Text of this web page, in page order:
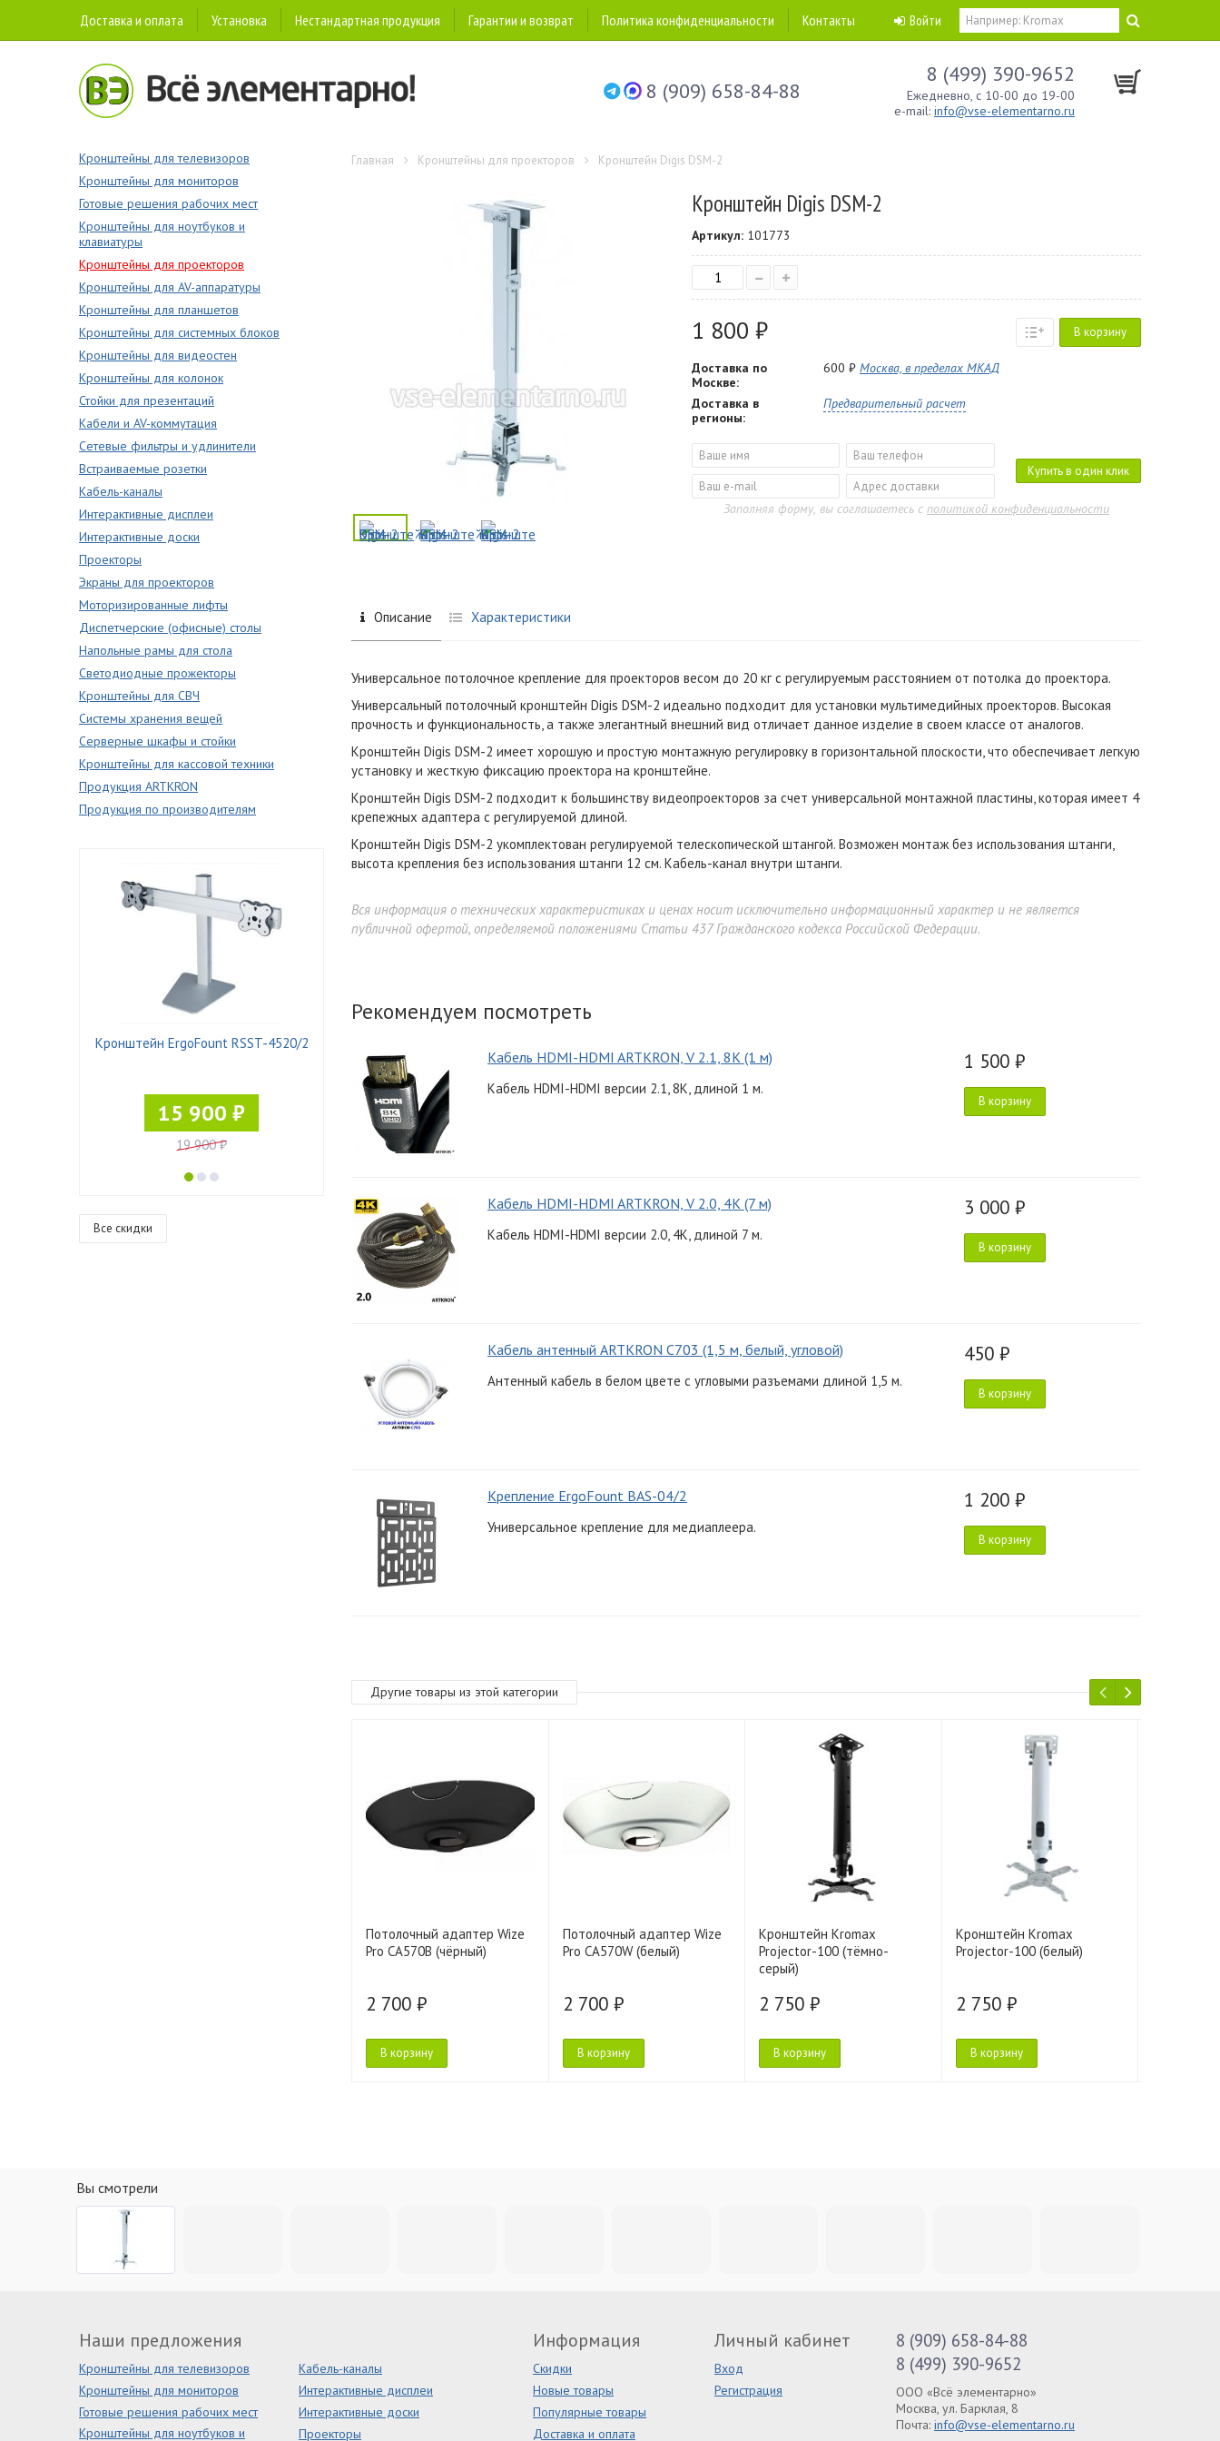
Доставка и оплата Установка Нестандартная продукция Гарантии и возврат Политика конфиденциальности Контакты Войти
8 (909) 658-84-88
8 (499) 390-9652
Ежедневно, с 10-00 до 19-00
e-mail: info@vse-elementarno.ru
Кронштейны для телевизоров
Кронштейны для мониторов
Готовые решения рабочих мест
Кронштейны для ноутбуков и
клавиатуры
Кронштейны для проекторов
Кронштейны для AV-аппаратуры
Кронштейны для планшетов
Кронштейны для системных блоков
Кронштейны для видеостен
Кронштейны для колонок
Стойки для презентаций
Кабели и AV-коммутация
Сетевые фильтры и удлинители
Встраиваемые розетки
Кабель-каналы
Интерактивные дисплеи
Интерактивные доски
Проекторы
Экраны для проекторов
Моторизированные лифты
Диспетчерские (офисные) столы
Напольные рамы для стола
Светодиодные прожекторы
Кронштейны для СВЧ
Системы хранения вещей
Серверные шкафы и стойки
Кронштейны для кассовой техники
Продукция ARTKRON
Продукция по производителям
Кронштейн ErgoFount RSST-4520/2
15 900 ₽
19 900 ₽
Все скидки
Главная Кронштейны для проекторов Кронштейн Digis DSM-2
Кронштейн Digis DSM-2
Артикул: 101773
– +
1 800 ₽ В корзину
Доставка по
Москве:
600 ₽ Москва, в пределах МКАД
Доставка в
регионы:
Предварительный расчет
Купить в один клик
Заполняя форму, вы соглашаетесь с политикой конфиденциальности
Описание Характеристики
Универсальное потолочное крепление для проекторов весом до 20 кг c регулируемым расстоянием от потолка до проектора.
Универсальный потолочный кронштейн Digis DSM-2 идеально подходит для установки мультимедийных проекторов. Высокая
прочность и функциональность, а также элегантный внешний вид отличает данное изделие в своем классе от аналогов.
Кронштейн Digis DSM-2 имеет хорошую и простую монтажную регулировку в горизонтальной плоскости, что обеспечивает легкую
установку и жесткую фиксацию проектора на кронштейне.
Кронштейн Digis DSM-2 подходит к большинству видеопроекторов за счет универсальной монтажной пластины, которая имеет 4
крепежных адаптера с регулируемой длиной.
Кронштейн Digis DSM-2 укомплектован регулируемой телескопической штангой. Возможен монтаж без использования штанги,
высота крепления без использования штанги 12 см. Кабель-канал внутри штанги.
Вся информация о технических характеристиках и ценах носит исключительно информационный характер и не является
публичной офертой, определяемой положениями Статьи 437 Гражданского кодекса Российской Федерации.
Рекомендуем посмотреть
Кабель HDMI-HDMI ARTKRON, V 2.1, 8K (1 м)
Кабель HDMI-HDMI версии 2.1, 8K, длиной 1 м.
1 500 ₽
В корзину
Кабель HDMI-HDMI ARTKRON, V 2.0, 4K (7 м)
Кабель HDMI-HDMI версии 2.0, 4K, длиной 7 м.
3 000 ₽
В корзину
Кабель антенный ARTKRON C703 (1,5 м, белый, угловой)
Антенный кабель в белом цвете с угловыми разъемами длиной 1,5 м.
450 ₽
В корзину
Крепление ErgoFount BAS-04/2
Универсальное крепление для медиаплеера.
1 200 ₽
В корзину
Другие товары из этой категории
Потолочный адаптер Wize
Pro CA570B (чёрный)
2 700 ₽
В корзину
Потолочный адаптер Wize
Pro CA570W (белый)
2 700 ₽
В корзину
Кронштейн Kromax
Projector-100 (тёмно-
серый)
2 750 ₽
В корзину
Кронштейн Kromax
Projector-100 (белый)
2 750 ₽
В корзину
Вы смотрели
Наши предложения
Кронштейны для телевизоров
Кронштейны для мониторов
Готовые решения рабочих мест
Кронштейны для ноутбуков и
Кабель-каналы
Интерактивные дисплеи
Интерактивные доски
Проекторы
Информация
Скидки
Новые товары
Популярные товары
Доставка и оплата
Личный кабинет
Вход
Регистрация
8 (909) 658-84-88
8 (499) 390-9652
ООО «Всё элементарно»
Москва, ул. Барклая, 8
Почта: info@vse-elementarno.ru